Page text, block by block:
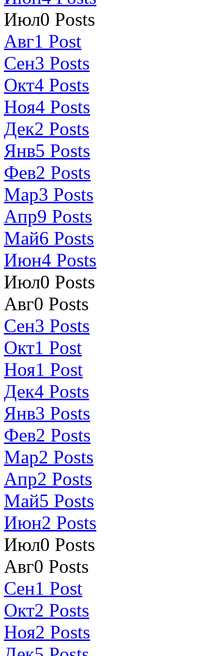
Июл0 Posts
Авг1 Post
Сен3 Posts
Окт4 Posts
Ноя4 Posts
Дек2 Posts
Янв5 Posts
Фев2 Posts
Мар3 Posts
Апр9 Posts
Май6 Posts
Июн4 Posts
Июл0 Posts
Авг0 Posts
Сен3 Posts
Окт1 Post
Ноя1 Post
Дек4 Posts
Янв3 Posts
Фев2 Posts
Мар2 Posts
Апр2 Posts
Май5 Posts
Июн2 Posts
Июл0 Posts
Авг0 Posts
Сен1 Post
Окт2 Posts
Ноя2 Posts